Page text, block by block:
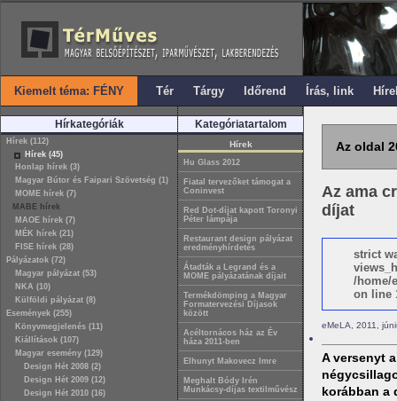
Kiemelt téma: FÉNY Tér Tárgy Időrend Írás, link
Hírkategóriák
Hírek (112)
Hírek (45)
Honlap hírek (3)
Magyar Bútor és Faipari Szövetség (1)
MOME hírek (7)
MABE hírek
MAOE hírek (7)
MÉK hírek (21)
FISE hírek (28)
Pályázatok (72)
Magyar pályázat (53)
NKA (10)
Külföldi pályázat (8)
Események (255)
Könyvmegjelenés (11)
Kiállítások (107)
Magyar esemény (129)
Design Hét 2008 (2)
Design Hét 2009 (12)
Design Hét 2010 (16)
Kategóriatartalom
Hírek
Hu Glass 2012
Fiatal tervezőket támogat a
Coninvest
Red Dot-díjat kapott Toronyi
Péter lámpája
Restaurant design pályázat
eredményhírdetés
Átadták a Legrand és a
MOME pályázatának díjait
Termékdömping a Magyar
Formatervezési Díjasok
között
Acéltornácos ház az Év
háza 2011-ben
Elhunyt Makovecz Imre
Meghalt Bódy Irén
Munkácsy-díjas textilművész
Az oldal
Az ama
díjat
strict
/home/
on line
eMeLA, 2011,
A versenyt
korábban a